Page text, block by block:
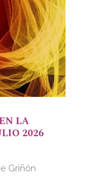
LA
2026
Griñón